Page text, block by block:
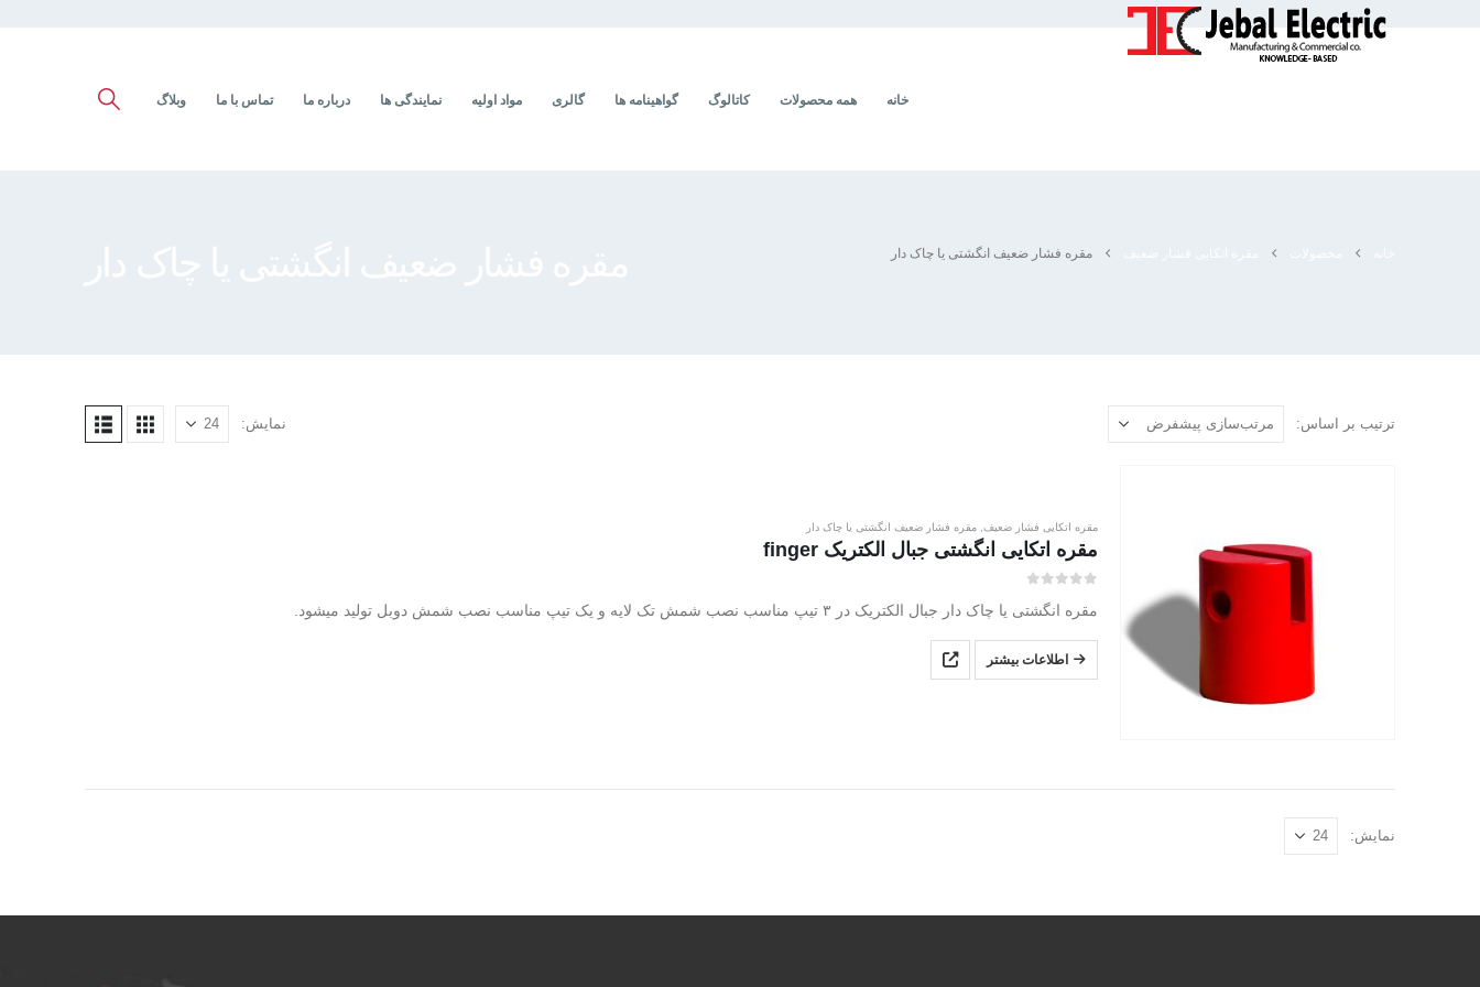
خانه همه محصولات کاتالوگ گواهینامه ها گالری مواد اولیه نمایندگی ها درباره ما تماس با ما وبلاگ
مقره فشار ضعیف انگشتی یا چاک دار
ترتیب بر اساس: نمایش:
مقره اتکایی فشار ضعیف مقره فشار ضعیف انگشتی یا چاک دار
مقره اتکایی انگشتی جبال الکتریک finger
مقره انگشتی یا چاک دار جبال الکتریک در ۳ تیپ مناسب نصب شمش تک لایه و یک تیپ مناسب نصب شمش دوبل تولید میشود.
اطلاعات بیشتر
نمایش: